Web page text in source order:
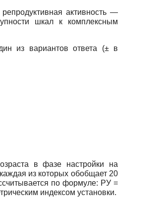
активность —
шкал к комплексным
из вариантов ответа (± в
в фазе настройки на
из которых обобщает 20
по формуле: РУ =
индексом установки.